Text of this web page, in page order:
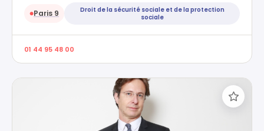
●Paris 9
Droit de la sécurité sociale et de la protection
sociale
01 44 95 48 00